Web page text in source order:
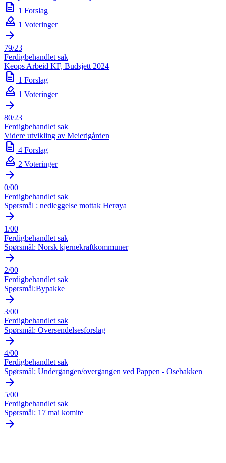
description 1 Forslag
how_to_vote 1 Voteringer
arrow_forward
79/23
Ferdigbehandlet sak
Keops Arbeid KF, Budsjett 2024
description 1 Forslag
how_to_vote 1 Voteringer
arrow_forward
80/23
Ferdigbehandlet sak
Videre utvikling av Meierigården
description 4 Forslag
how_to_vote 2 Voteringer
arrow_forward
0/00
Ferdigbehandlet sak
Spørsmål : nedleggelse mottak Herøya
arrow_forward
1/00
Ferdigbehandlet sak
Spørsmål: Norsk kjernekraftkommuner
arrow_forward
2/00
Ferdigbehandlet sak
Spørsmål:Bypakke
arrow_forward
3/00
Ferdigbehandlet sak
Spørsmål: Oversendelsesforslag
arrow_forward
4/00
Ferdigbehandlet sak
Spørsmål: Undergangen/overgangen ved Pappen - Osebakken
arrow_forward
5/00
Ferdigbehandlet sak
Spørsmål: 17 mai komite
arrow_forward